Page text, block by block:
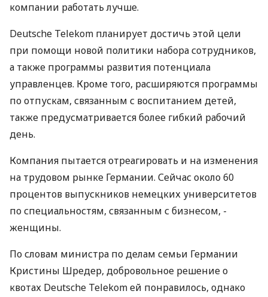
компании работать лучше.
Deutsche Telekom планирует достичь этой цели
при помощи новой политики набора сотрудников,
а также программы развития потенциала
управленцев. Кроме того, расширяются программы
по отпускам, связанным с воспитанием детей,
также предусматривается более гибкий рабочий
день.
Компания пытается отреагировать и на изменения
на трудовом рынке Германии. Сейчас около 60
процентов выпускников немецких университетов
по специальностям, связанным с бизнесом, -
женщины.
По словам министра по делам семьи Германии
Кристины Шредер, добровольное решение о
квотах Deutsche Telekom ей понравилось, однако